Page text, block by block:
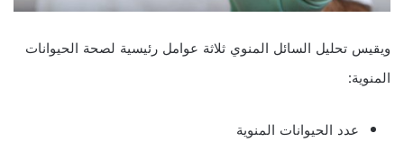
ويقيس تحليل السائل المنوي ثلاثة عوامل رئيسية لصحة الحيوانات
المنوية:
عدد الحيوانات المنوية